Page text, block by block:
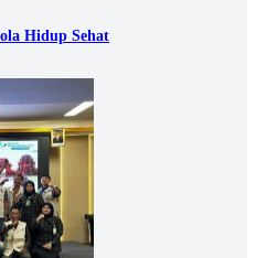
Hidup Sehat